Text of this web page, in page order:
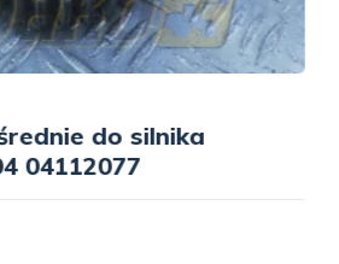
wtryskowej
04112179